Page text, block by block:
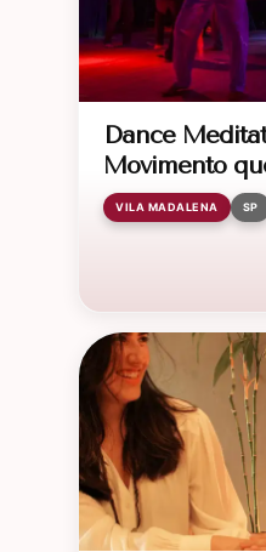
Dance
Movimento
VILA MADALENA SP